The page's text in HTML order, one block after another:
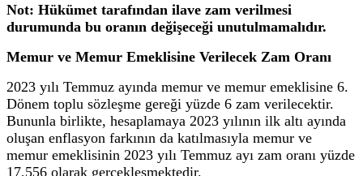
Not: Hükümet tarafından ilave zam verilmesi
durumunda bu oranın değişeceği unutulmamalıdır.
Memur ve Memur Emeklisine Verilecek Zam Oranı
2023 yılı Temmuz ayında memur ve memur emeklisine 6.
Dönem toplu sözleşme gereği yüzde 6 zam verilecektir.
Bununla birlikte, hesaplamaya 2023 yılının ilk altı ayında
oluşan enflasyon farkının da katılmasıyla memur ve
memur emeklisinin 2023 yılı Temmuz ayı zam oranı yüzde
17,556 olarak gerçekleşmektedir.